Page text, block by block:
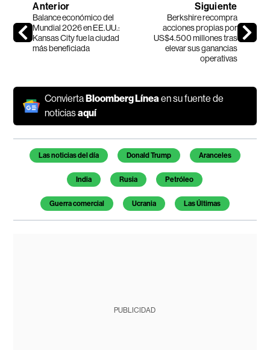
Anterior
Balance económico del
Mundial 2026 en EE.UU.:
Kansas City fue la ciudad
más beneficiada
Siguiente
Berkshire recompra
acciones propias por
US$4.500 millones tras
elevar sus ganancias
operativas
ConviertaBloomberg Líneaen su fuente de
noticiasaquí
Temas de este artículo
Las noticias del día Donald Trump Aranceles
India Rusia Petróleo
Guerra comercial Ucrania Las Últimas
PUBLICIDAD